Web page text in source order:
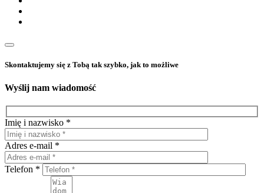
Skontaktujemy się z Tobą tak szybko, jak to możliwe
Wyślij nam wiadomość
Imię i nazwisko *
Adres e-mail *
Telefon *